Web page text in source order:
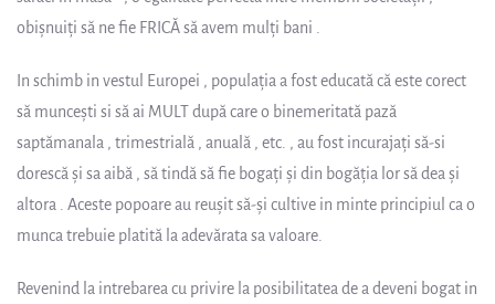
obişnuiţi să ne fie FRICĂ să avem mulţi bani .
In schimb in vestul Europei , populaţia a fost educată că este corect
să munceşti si să ai MULT după care o binemeritată pază
saptămanala , trimestrială , anuală , etc. , au fost incurajaţi să-si
dorescă şi sa aibă , să tindă să fie bogaţi şi din bogăţia lor să dea şi
altora . Aceste popoare au reuşit să-şi cultive in minte principiul ca o
munca trebuie platită la adevărata sa valoare.
Revenind la intrebarea cu privire la posibilitatea de a deveni bogat in